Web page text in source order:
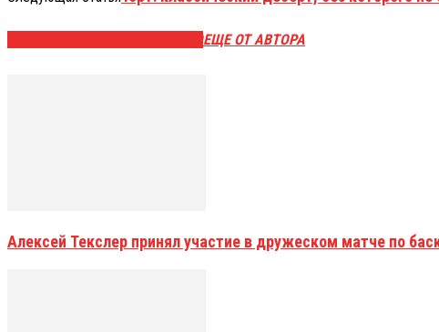
ЕЩЕ ОТ АВТОРА
Алексей Текслер принял участие в дружеском матче по